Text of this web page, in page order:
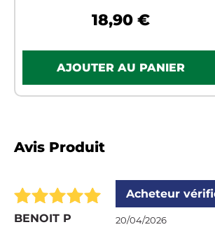
18,90 €
Avis Produit
BENOIT P
Acheteur
20/04/2026